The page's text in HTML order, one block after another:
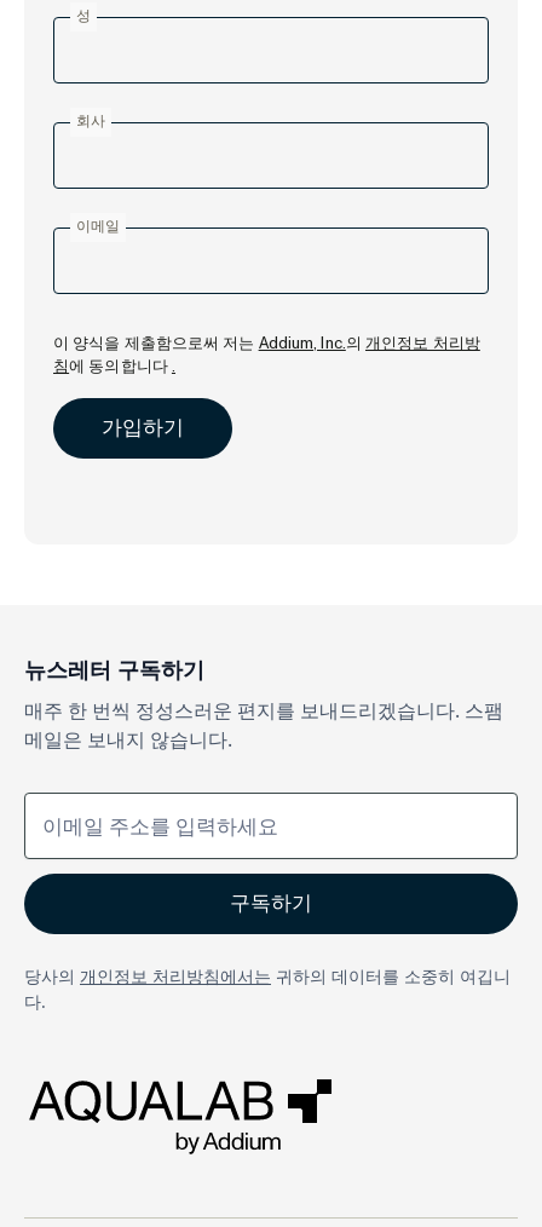
성
회사
이메일
이 양식을 제출함으로써 저는 Addium, Inc.의개인정보 처리방
침에 동의합니다.
뉴스레터 구독하기
매주 한 번씩 정성스러운 편지를 보내드리겠습니다. 스팸
메일은 보내지 않습니다.
당사의 개인정보 처리방침에서는 귀하의 데이터를 소중히 여깁니
다.